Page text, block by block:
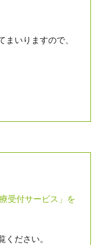
いりますので、
受付サービス」を
ださい。